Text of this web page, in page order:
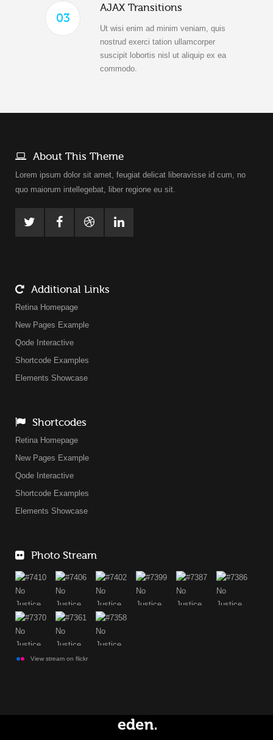
03
AJAX Transitions
Ut wisi enim ad minim veniam, quis
nostrud exerci tation ullamcorper
suscipit lobortis nisl ut aliquip ex ea
commodo.
About This Theme
Lorem ipsum dolor sit amet, feugiat delicat liberavisse id cum, no
quo maiorum intellegebat, liber regione eu sit.
Additional Links
Retina Homepage
New Pages Example
Qode Interactive
Shortcode Examples
Elements Showcase
Shortcodes
Retina Homepage
New Pages Example
Qode Interactive
Shortcode Examples
Elements Showcase
Photo Stream
View stream on flickr